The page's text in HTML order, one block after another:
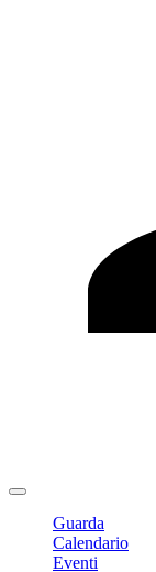
Guarda
Calendario
Eventi